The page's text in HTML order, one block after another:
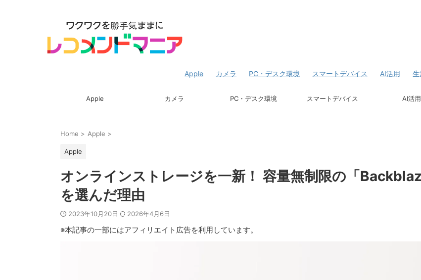
Apple カメラ PC・デスク環境 スマートデバイス AI活用 生
Apple カメラ PC・デスク環境 スマートデバイス AI活用
Home > Apple >
Apple
オンラインストレージを一新！ 容量無制限の「
を選んだ理由
2023年10月20日 2026年4月6日
※本記事の一部にはアフィリエイト広告を利用しています。